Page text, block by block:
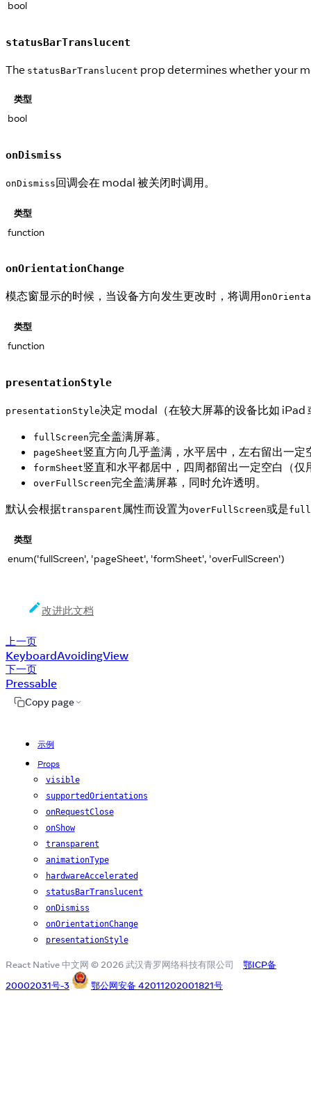
bool
statusBarTranslucent
The statusBarTranslucent prop determines whether your
类型
bool
onDismiss
onDismiss回调会在 modal 被关闭时调用。
类型
function
onOrientationChange
模态窗显示的时候，当设备方向发生更改时，将调用
类型
function
presentationStyle
presentationStyle决定 modal（在较大屏幕的设备比如
fullScreen完全盖满屏幕。
pageSheet竖直方向几乎盖满，水平居中，左右留出一
formSheet竖直和水平都居中，四周都留出一定空白（仅
overFullScreen完全盖满屏幕，同时允许透明。
默认会根据transparent 属性而设置为overFullScreen或是
类型
enum('fullScreen', 'pageSheet', 'formSheet', 'overFullScreen')
改进此文档
上一页
KeyboardAvoidingView
下一页
Pressable
Copy page
示例
Props
visible
supportedOrientations
onRequestClose
onShow
transparent
animationType
hardwareAccelerated
statusBarTranslucent
onDismiss
onOrientationChange
presentationStyle
React Native 中文网 © 2026 武汉青罗网络科技有限公司
鄂ICP备
20002031号-3
鄂公网安备 42011202001821号